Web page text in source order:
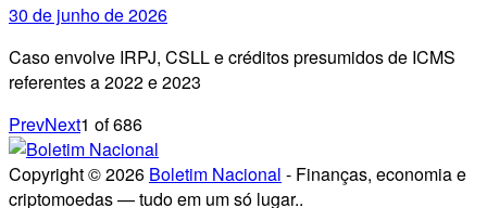
30 de junho de 2026
Caso envolve IRPJ, CSLL e créditos presumidos de ICMS
referentes a 2022 e 2023
PrevNext1 of686
Copyright © 2026 Boletim Nacional - Finanças, economia e
criptomoedas — tudo em um só lugar..